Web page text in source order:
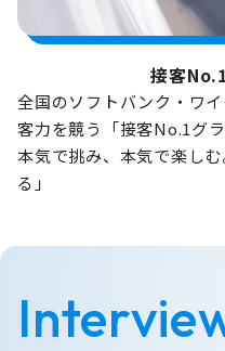
接客
全国のソフトバンク・ワ
客力を競う「接客No.1グラ
本気で挑み、本気で楽し
る」